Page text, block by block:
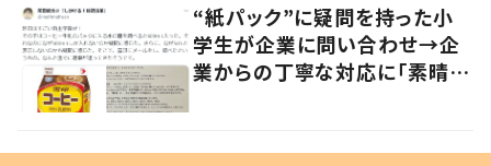
“紙パック”に疑問を持った小
学生が企業に問い合わせ→企
業からの丁寧な対応に「素晴ら